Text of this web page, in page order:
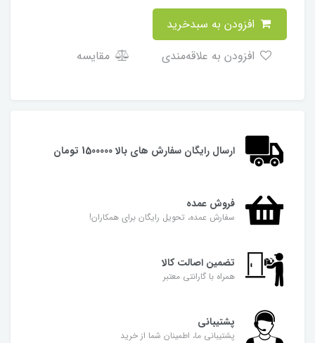
مقایسه
ارسال رایگان سفارش های بالا 1500000 تومان
فروش عمده
سفارش عمده، تحویل رایگان برای همکاران!
تضمین اصالت کالا
همراه با گارانتی معتبر
پشتیبانی
پشتیبانی ما، اطمینان شما از خرید